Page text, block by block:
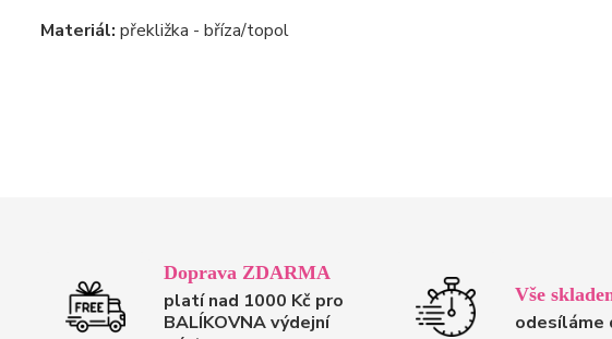
Materiál: překližka - bříza/topol
Doprava ZDARMA
platí nad 1000 Kč pro
BALÍKOVNA výdejní
Vše
odesíláme